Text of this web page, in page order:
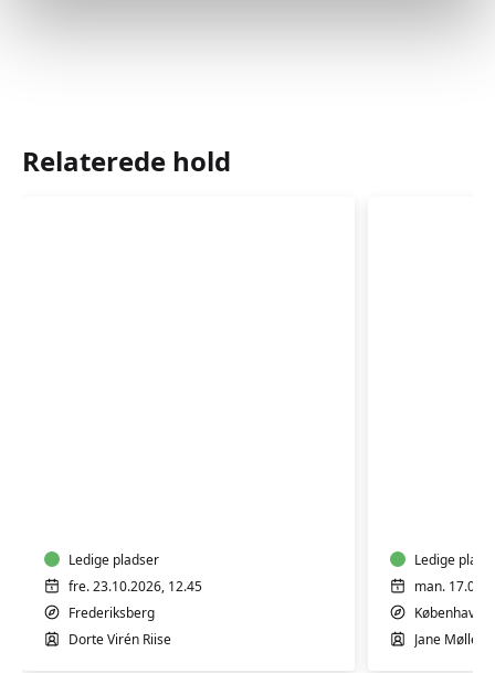
Relaterede hold
Ledige pladser
fre. 23.10.2026, 12.45
Frederiksberg
Dorte Virén Riise
Ledige
man.
København
Jane